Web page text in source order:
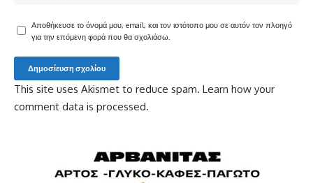
Αποθήκευσε το όνομά μου, email, και τον ιστότοπο μου σε αυτόν τον πλοηγό
για την επόμενη φορά που θα σχολιάσω.
This site uses Akismet to reduce spam. Learn how your
comment data is processed.